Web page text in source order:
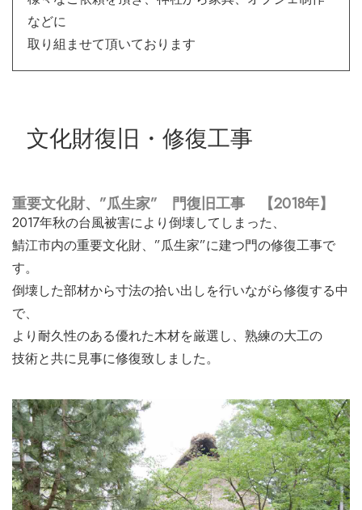
などに
取り組ませて頂いております
文化財復旧・修復工事
重要文化財、”瓜生家” 門復旧工事 【2018年】
2017年秋の台風被害により倒壊してしまった、
鯖江市内の重要文化財、”瓜生家”に建つ門の修復工事で
す。
倒壊した部材から寸法の拾い出しを行いながら修復する中
で、
より耐久性のある優れた木材を厳選し、熟練の大工の
技術と共に見事に修復致しました。